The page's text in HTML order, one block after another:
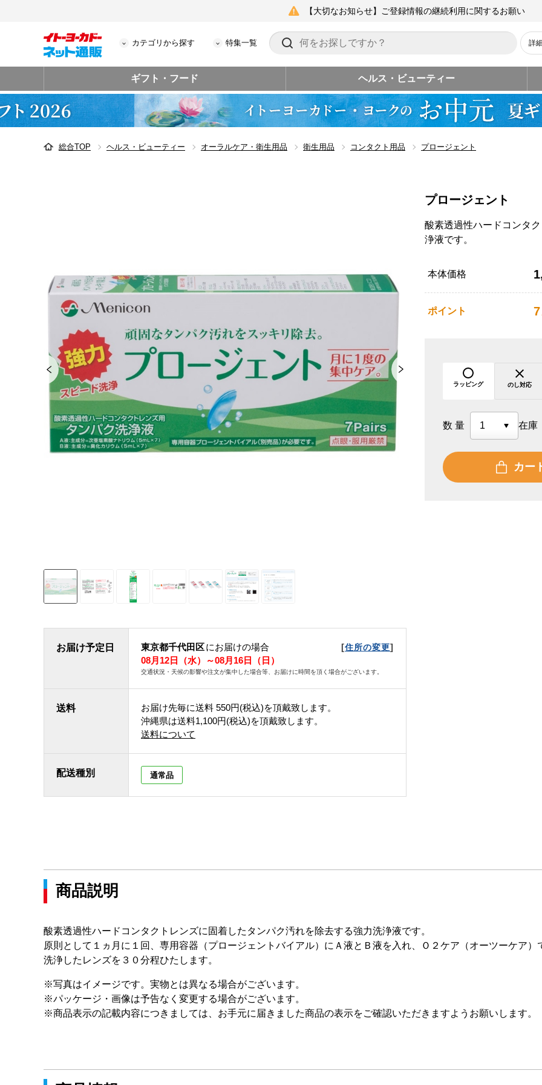
【大切なお知らせ】ご登録情報の継続利用に関するお願い
カテゴリから探す 特集一覧 詳
ギフト・フード ヘルス・ビューティー
総合TOP ヘルス・ビューティー オーラルケア・衛生用品 衛生用品 コンタクト用品 プロージェント
お届け予定日 東京都千代田区にお届けの場合 [住所の変更]
08月12日（水）～08月16日（日）
交通状況・天候の影響や注文が集中した場合等、お届けに時間を頂く場合がございます。
送料 お届け先毎に送料 550円(税込)を頂戴致します。
沖縄県は送料1,100円(税込)を頂戴致します。
送料について
配送種別 通常品
プロージェント
酸素透過性ハードコンタ
浄液です。
本体価格
ポイント 7
ラッピング のし対応
数量 在庫
カー
商品説明
酸素透過性ハードコンタクトレンズに固着したタンパク汚れを除去する強力洗浄液です。
原則として１ヵ月に１回、専用容器（プロージェントバイアル）にＡ液とＢ液を入れ、Ｏ２ケア（オーツーケア）
洗浄したレンズを３０分程ひたします。
※写真はイメージです。実物とは異なる場合がございます。
※パッケージ・画像は予告なく変更する場合がございます。
※商品表示の記載内容につきましては、お手元に届きました商品の表示をご確認いただきますようお願いします。